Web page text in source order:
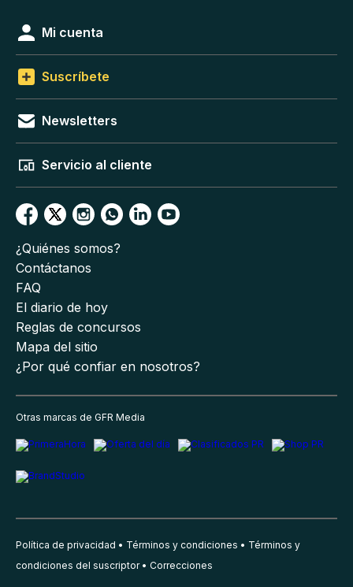
Mi cuenta
Suscríbete
Newsletters
Servicio al cliente
¿Quiénes somos?
Contáctanos
FAQ
El diario de hoy
Reglas de concursos
Mapa del sitio
¿Por qué confiar en nosotros?
Otras marcas de GFR Media
Política de privacidad Términos y condiciones
Términos y
condiciones del suscriptor
Correcciones